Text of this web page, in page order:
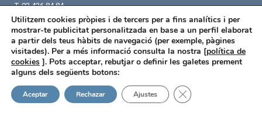
T. 93 426 84 84
F. 93 426 18 87
info@fermaseguros.com
Avinguda de Mistral 10
Entresol – 6 porta
08015 Barcelona
Utilitzem cookies pròpies i de tercers per a fins analítics i per
mostrar-te publicitat personalitzada en base a un perfil elaborat
a partir dels teus hàbits de navegació (per exemple, pàgines
visitades). Per a més informació consulta la nostra [política de
cookies ]. Pots acceptar, rebutjar o definir les galetes prement
alguns dels següents botons:
Aceptar Rechazar Ajustes Tanca el bàner de